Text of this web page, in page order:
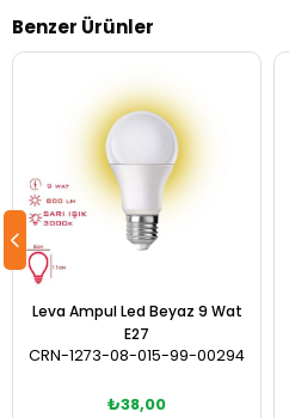
Benzer Ürünler
Leva Ampul Led Beyaz 9 Wat
E27
CRN-1273-08-015-99-00294
₺38,00